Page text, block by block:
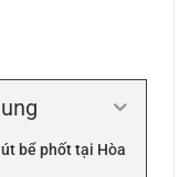
bể phốt tại Hòa